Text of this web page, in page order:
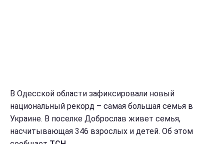
В Одесской области зафиксировали новый
национальный рекорд – самая большая семья в
Украине. В поселке Доброслав живет семья,
насчитывающая 346 взрослых и детей. Об этом